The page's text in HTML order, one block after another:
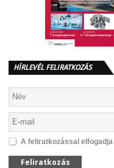
HÍRLEVÉL FELIRATKOZÁS
A feliratkozással elfogadja
Feliratkozás